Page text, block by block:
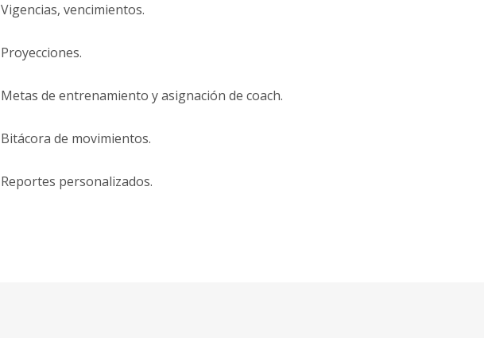
Vigencias, vencimientos.
Proyecciones.
Metas de entrenamiento y asignación de coach.
Bitácora de movimientos.
Reportes personalizados.